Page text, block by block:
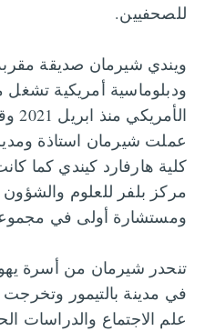
للصحفيين.
ويندي شيرمان صديقة
ودبلوماسية أمريكية
عملت شيرمان استاذة
كلية هارفارد كيندي كما
مركز بلفر للعلوم والشؤون
ومستشارة أولى في
في مدينة بالتيمور